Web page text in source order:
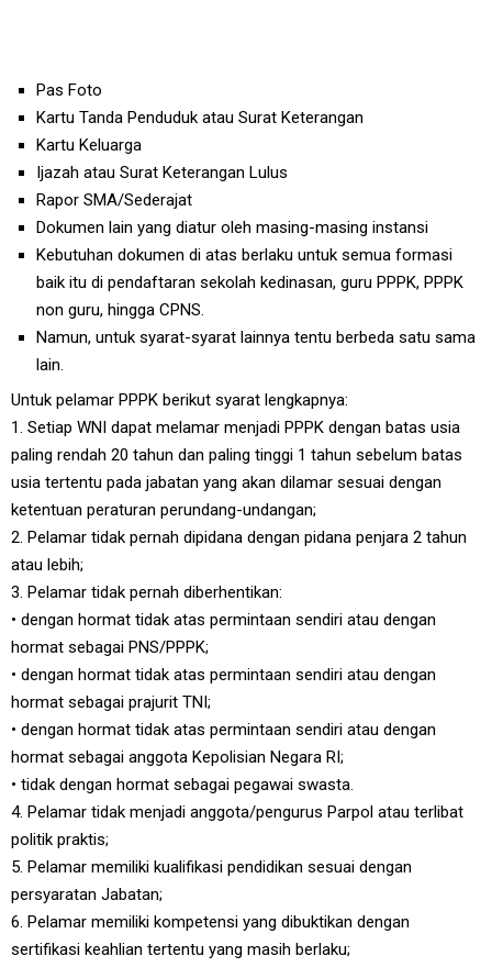
Pas Foto
Kartu Tanda Penduduk atau Surat Keterangan
Kartu Keluarga
Ijazah atau Surat Keterangan Lulus
Rapor SMA/Sederajat
Dokumen lain yang diatur oleh masing-masing instansi
Kebutuhan dokumen di atas berlaku untuk semua formasi
baik itu di pendaftaran sekolah kedinasan, guru PPPK, PPPK
non guru, hingga CPNS.
Namun, untuk syarat-syarat lainnya tentu berbeda satu sama
lain.
Untuk pelamar PPPK berikut syarat lengkapnya:
1. Setiap WNI dapat melamar menjadi PPPK dengan batas usia
paling rendah 20 tahun dan paling tinggi 1 tahun sebelum batas
usia tertentu pada jabatan yang akan dilamar sesuai dengan
ketentuan peraturan perundang-undangan;
2. Pelamar tidak pernah dipidana dengan pidana penjara 2 tahun
atau lebih;
3. Pelamar tidak pernah diberhentikan:
• dengan hormat tidak atas permintaan sendiri atau dengan
hormat sebagai PNS/PPPK;
• dengan hormat tidak atas permintaan sendiri atau dengan
hormat sebagai prajurit TNI;
• dengan hormat tidak atas permintaan sendiri atau dengan
hormat sebagai anggota Kepolisian Negara RI;
• tidak dengan hormat sebagai pegawai swasta.
4. Pelamar tidak menjadi anggota/pengurus Parpol atau terlibat
politik praktis;
5. Pelamar memiliki kualifikasi pendidikan sesuai dengan
persyaratan Jabatan;
6. Pelamar memiliki kompetensi yang dibuktikan dengan
sertifikasi keahlian tertentu yang masih berlaku;